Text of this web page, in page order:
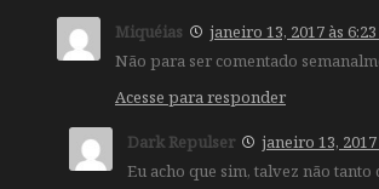
Miquéias
janeiro 13, 2017 às
Não para ser comentado
Acesse para responder
Dark Repulser
janeiro 13,
Eu acho que sim, talvez não tanto